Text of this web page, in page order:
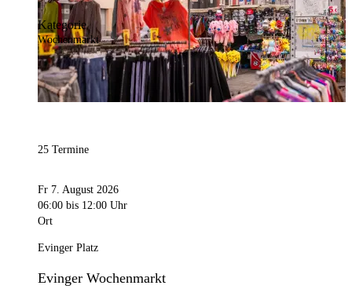
Kategorie
Wochenmarkt
25 Termine
Fr 7. August 2026
06:00 bis 12:00 Uhr
Ort
Evinger Platz
Evinger Wochenmarkt